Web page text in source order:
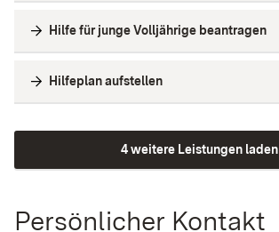
Hilfe für junge Volljährige beantragen
Hilfeplan aufstellen
4 weitere Leistungen laden
Persönlicher Kontakt